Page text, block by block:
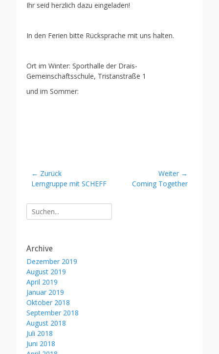
Ihr seid herzlich dazu eingeladen!
In den Ferien bitte Rücksprache mit uns halten.
Ort im Winter: Sporthalle der Drais-
Gemeinschaftsschule, Tristanstraße 1
und im Sommer:
Beitragsnavigation
← Zurück
Vorheriger
Lerngruppe mit SCHEFF
Weiter →
NächsterComing Together
Suche
nach:
Archive
Dezember 2019
August 2019
April 2019
Januar 2019
Oktober 2018
September 2018
August 2018
Juli 2018
Juni 2018